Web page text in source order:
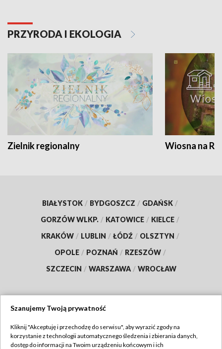
PRZYRODA I EKOLOGIA
Zielnik regionalny Wiosna na
BIAŁYSTOK / BYDGOSZCZ / GDAŃSK /
GORZÓW WLKP. / KATOWICE / KIELCE /
KRAKÓW / LUBLIN / ŁÓDŹ / OLSZTYN /
OPOLE / POZNAŃ / RZESZÓW /
SZCZECIN / WARSZAWA / WROCŁAW
TVP
Szanujemy Twoją prywatność
Kliknij "Akceptuję i przechodzę do serwisu", aby wyrazić zgody na
korzystanie z technologii automatycznego śledzenia i zbierania danych,
dostęp do informacji na Twoim urządzeniu końcowym i ich